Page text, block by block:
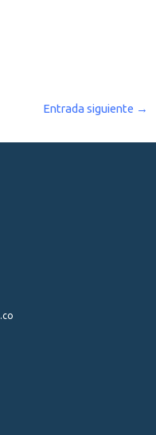
Entrada siguiente →